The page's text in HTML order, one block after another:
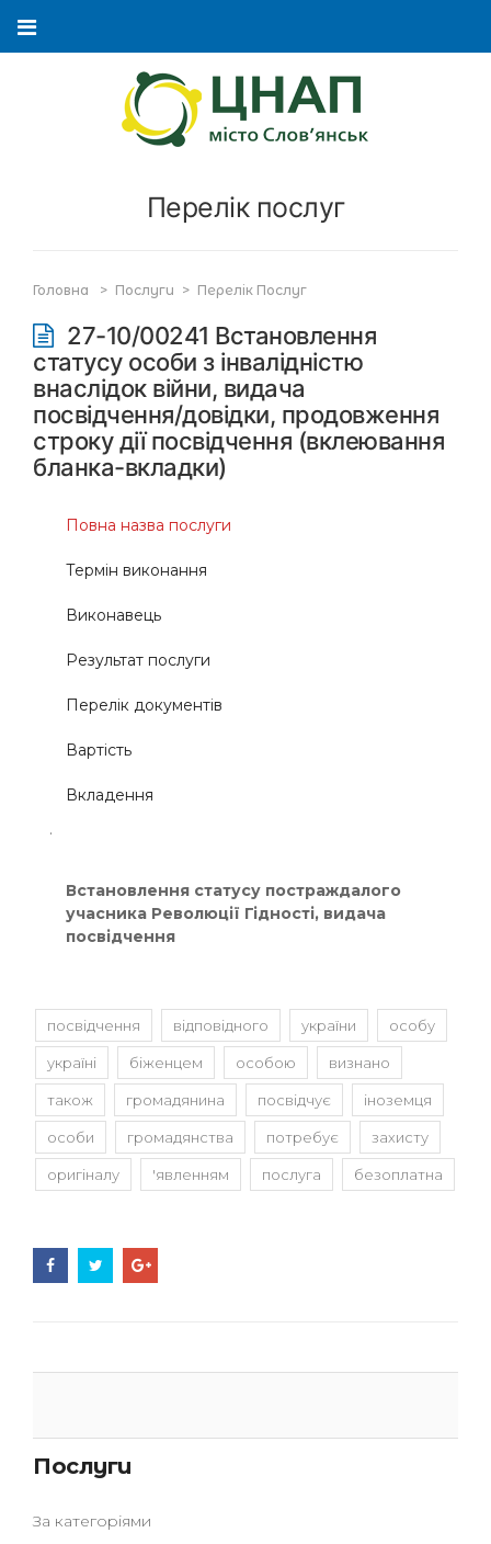
Перелік послуг
Головна > Послуги > Перелік Послуг
Послуги
За категоріями
27-10/00241 Встановлення
статусу особи з інвалідністю
внаслідок війни, видача
посвідчення/довідки, продовження
строку дії посвідчення (вклеювання
бланка-вкладки)
Повна назва послуги
Термін виконання
Виконавець
Результат послуги
Перелік документів
Вартість
Вкладення
.
Встановлення статусу постраждалого
учасника Революції Гідності, видача
посвідчення
посвідчення відповідного україни особу
україні біженцем особою визнано
також громадянина посвідчує іноземця
особи громадянства потребує захисту
оригіналу 'явленням послуга безоплатна